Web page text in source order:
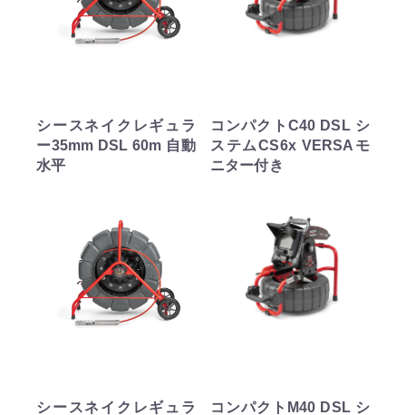
シースネイクレギュラ
ー35mm DSL 60m 自動
水平
コンパクトC40 DSL シ
ステムCS6x VERSAモ
ニター付き
シースネイクレギュラ
コンパクトM40 DSL シ